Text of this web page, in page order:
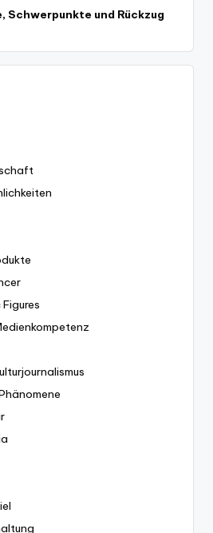
Schwerpunkte und Rückzug